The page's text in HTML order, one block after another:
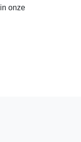
in onze